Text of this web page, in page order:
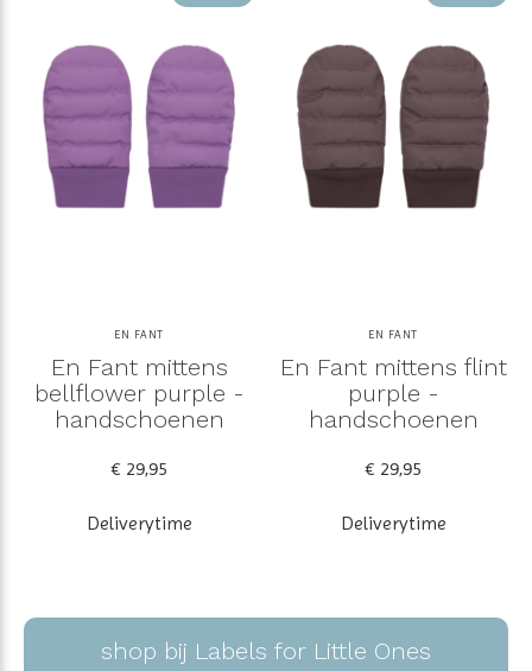
EN FANT
En Fant mittens
bellflower purple -
handschoenen
€ 29,95
Deliverytime
EN FANT
En Fant mittens flint
purple -
handschoenen
€ 29,95
Deliverytime
shop bij Labels for Little Ones